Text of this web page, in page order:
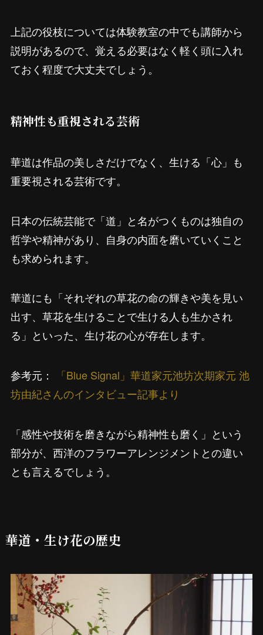
上記の役枝については体験教室の中でも講師から
説明があるので、覚える必要はなく軽く頭に入れ
ておく程度で大丈夫でしょう。
精神性も重視される芸術
華道は作品の美しさだけでなく、生ける「心」も
重要視される芸術です。
日本の伝統芸能で「道」と名がつくものは独自の
哲学や精神があり、自身の内面を磨いていくこと
も求められます。
華道にも「それぞれの草花の命の輝きや美を見い
出す、草花を生けることで生ける人も生かされ
る」といった、生け花の心が存在します。
参考元：
「Blue Signal」華道家元池坊次期家元 池
坊由紀さんのインタビュー記事より
「感性や技術を磨きながら精神性も磨く」という
部分が、西洋のフラワーアレンジメントとの違い
とも言えるでしょう。
華道・生け花の歴史